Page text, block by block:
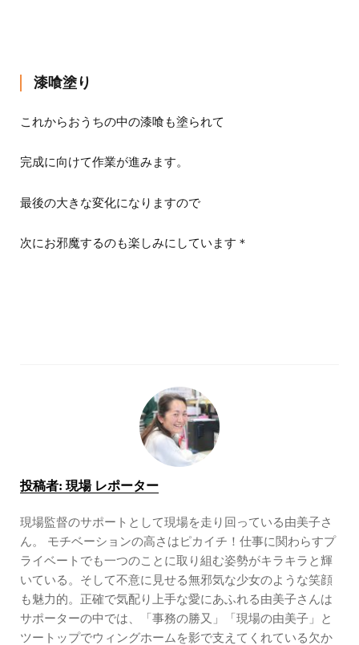
漆喰塗り
これからおうちの中の漆喰も塗られて
完成に向けて作業が進みます。
最後の大きな変化になりますので
次にお邪魔するのも楽しみにしています＊
投稿者: 現場 レポーター
現場監督のサポートとして現場を走り回っている由美子さ
ん。 モチベーションの高さはピカイチ！仕事に関わらすプ
ライベートでも一つのことに取り組む姿勢がキラキラと輝
いている。そして不意に見せる無邪気な少女のような笑顔
も魅力的。正確で気配り上手な愛にあふれる由美子さんは
サポーターの中では、「事務の勝又」「現場の由美子」と
ツートップでウィングホームを影で支えてくれている欠か